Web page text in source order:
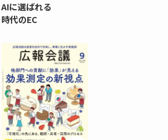
AIに選ばれる
時代のEC